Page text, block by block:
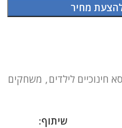
מחיר
חינוכיים לילדים, משחקים
שיתוף: